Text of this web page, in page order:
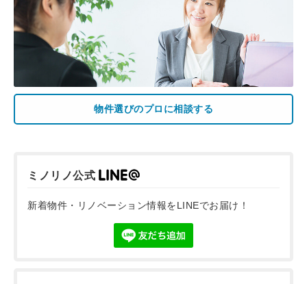
物件選びのプロに相談する
ミノリノ公式
新着物件・リノベーション情報をLINEでお届け！